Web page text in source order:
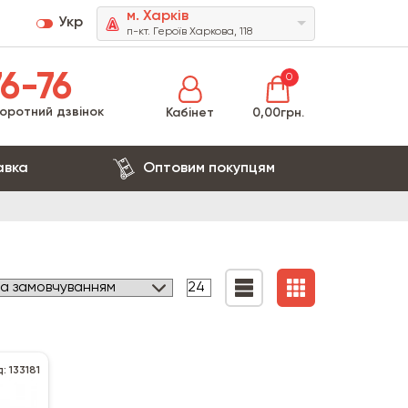
Укр м. Харків
п-кт. Героїв Харкова, 118
76
дзвінок Кабінет
0
0,00грн.
Оптовим покупцям
133181